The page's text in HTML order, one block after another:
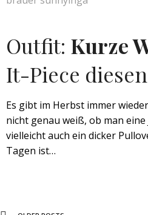
Outfit: Kurze
It-Piece diesen
Es gibt im Herbst immer
nicht genau weiß, ob man
vielleicht auch ein dicker
Tagen ist…